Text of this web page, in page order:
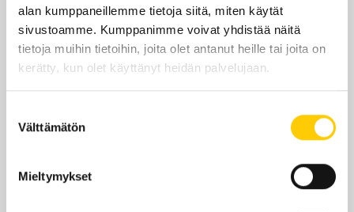
alan kumppaneillemme tietoja siitä, miten käytät
sivustoamme. Kumppanimme voivat yhdistää näitä
tietoja muihin tietoihin, joita olet antanut heille tai joita on
kerätty, kun olet käyttänyt heidän palvelujaan.
valinta
Välttämätön
Mieltymykset
358442741775
Sijainti kauppakeskuksessa